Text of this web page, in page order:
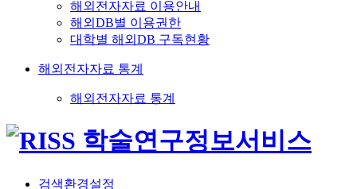
해외전자자료 이용안내
해외DB별 이용권한
대학별 해외DB 구독현황
해외전자자료 통계
해외전자자료 통계
검색환경설정